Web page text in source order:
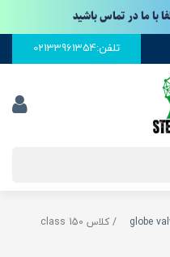
با ما در تماس باشید
تلفن:02133961354
کلاس 150 class